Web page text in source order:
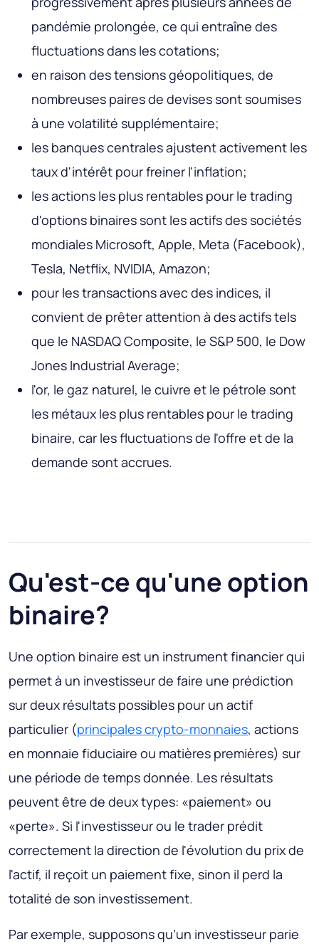
pandémie prolongée, ce qui entraîne des
fluctuations dans les cotations;
en raison des tensions géopolitiques, de
nombreuses paires de devises sont soumises
à une volatilité supplémentaire;
les banques centrales ajustent activement les
taux d'intérêt pour freiner l'inflation;
les actions les plus rentables pour le trading
d'options binaires sont les actifs des sociétés
mondiales Microsoft, Apple, Meta (Facebook),
Tesla, Netflix, NVIDIA, Amazon;
pour les transactions avec des indices, il
convient de prêter attention à des actifs tels
que le NASDAQ Composite, le S&P 500, le Dow
Jones Industrial Average;
l'or, le gaz naturel, le cuivre et le pétrole sont
les métaux les plus rentables pour le trading
binaire, car les fluctuations de l'offre et de la
demande sont accrues.
Qu'est-ce qu'une option
binaire?
Une option binaire est un instrument financier qui
permet à un investisseur de faire une prédiction
sur deux résultats possibles pour un actif
particulier (principales crypto-monnaies, actions
en monnaie fiduciaire ou matières premières) sur
une période de temps donnée. Les résultats
peuvent être de deux types: «paiement» ou
«perte». Si l'investisseur ou le trader prédit
correctement la direction de l'évolution du prix de
l'actif, il reçoit un paiement fixe, sinon il perd la
totalité de son investissement.
Par exemple, supposons qu’un investisseur parie